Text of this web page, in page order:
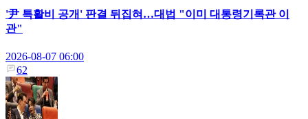
'尹 특활비 공개' 판결 뒤집혀…대법 "이미 대통령기록관 이
관"
2026-08-07 06:00
62